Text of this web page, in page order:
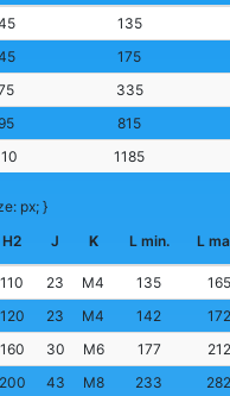
135
175
335
815
1185
px; }
H2 J K L min. L
110 23 M4 135 165
120 23 M4 142 172
160 30 M6 177 212
200 43 M8 233 282